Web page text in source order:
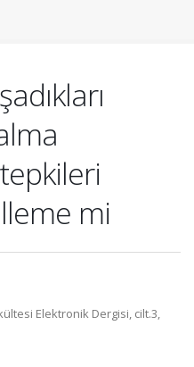
mi
Elektronik Dergisi, cilt.3,